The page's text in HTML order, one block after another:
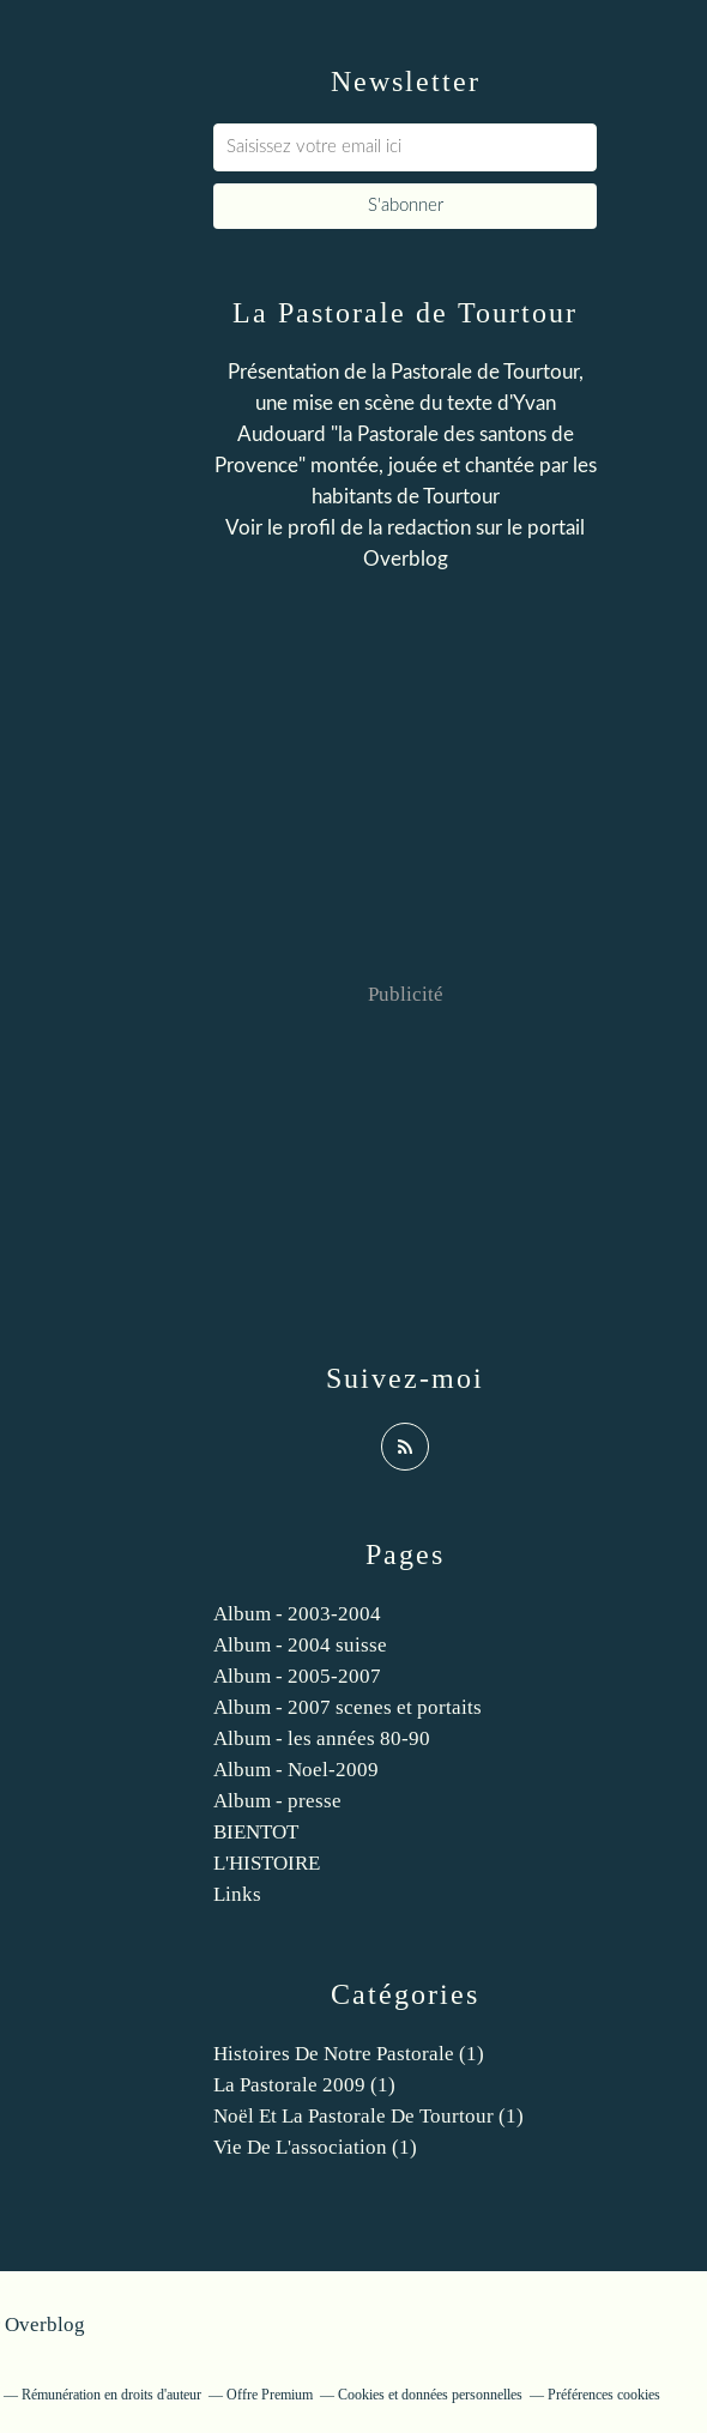
Newsletter
Catégories
Histoires De Notre Pastorale (1)
La Pastorale 2009 (1)
Noël Et La Pastorale De Tourtour (1)
Vie De L'association (1)
Pages
Album - 2003-2004
Album - 2004 suisse
Album - 2005-2007
Album - 2007 scenes et portaits
Album - les années 80-90
Album - Noel-2009
Album - presse
BIENTOT
L'HISTOIRE
Links
La Pastorale de Tourtour
Présentation de la Pastorale de Tourtour,
une mise en scène du texte d'Yvan
Audouard "la Pastorale des santons de
Provence" montée, jouée et chantée par les
habitants de Tourtour
Voir le profil de la redaction sur le portail
Overblog
Suivez-moi
Publicité
Overblog
Rémunération en droits d'auteur Offre Premium Cookies et données personnelles Préférences cookies